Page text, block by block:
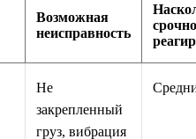
Возможная
неисправность
срочно
Не
закрепленный
груз, вибрация